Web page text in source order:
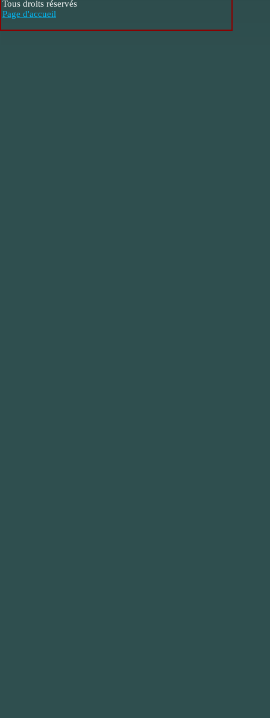
Tous droits réservés
Page d'accueil